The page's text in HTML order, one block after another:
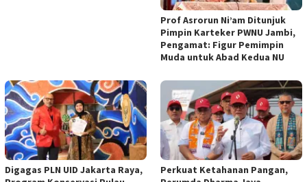
Prof Asrorun Ni’am Ditunjuk
Pimpin Karteker PWNU Jambi,
Pengamat: Figur Pemimpin
Muda untuk Abad Kedua NU
Digagas PLN UID Jakarta Raya,
Perkuat Ketahanan Pangan,